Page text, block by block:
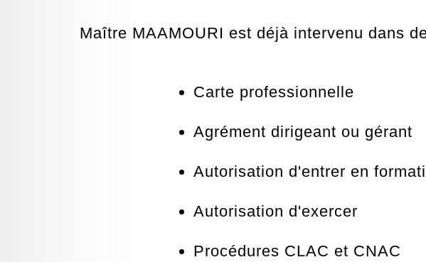
Maître MAAMOURI est déjà intervenu dans
Carte professionnelle
Agrément dirigeant ou gérant
Autorisation d'entrer en
Autorisation d'exercer
Procédures CLAC et CNAC